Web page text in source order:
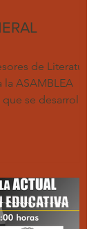
de Literatura
la ASAMBLEA
se